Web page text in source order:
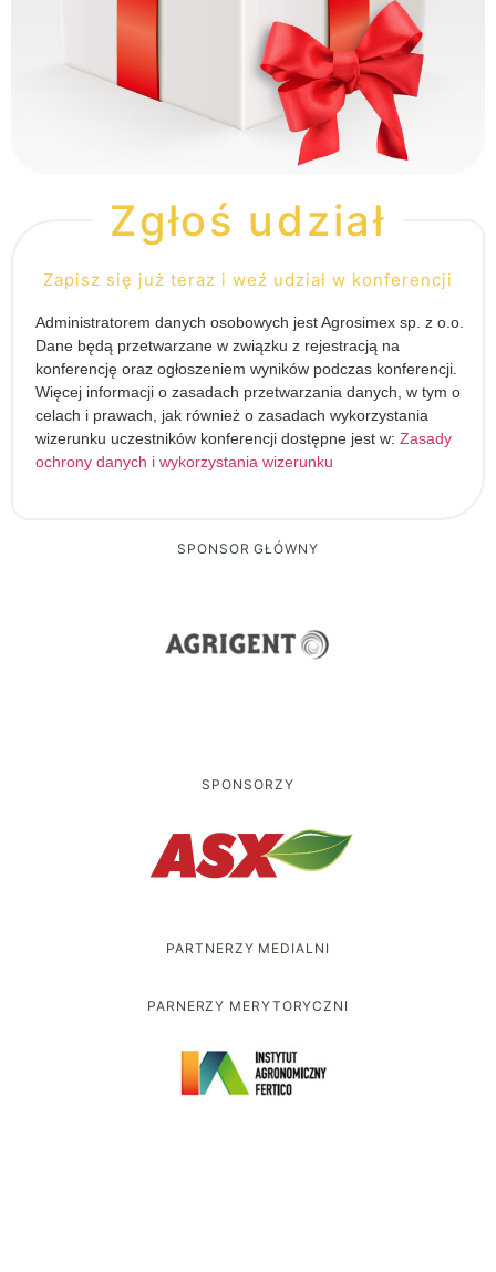
Zgłoś udział
Zapisz się już teraz i weź udział w konferencji
Administratorem danych osobowych jest Agrosimex sp. z o.o.
Dane będą przetwarzane w związku z rejestracją na
konferencję oraz ogłoszeniem wyników podczas konferencji.
Więcej informacji o zasadach przetwarzania danych, w tym o
celach i prawach, jak również o zasadach wykorzystania
wizerunku uczestników konferencji dostępne jest w: Zasady
ochrony danych i wykorzystania wizerunku
SPONSOR GŁÓWNY
SPONSORZY
PARTNERZY MEDIALNI
PARNERZY MERYTORYCZNI